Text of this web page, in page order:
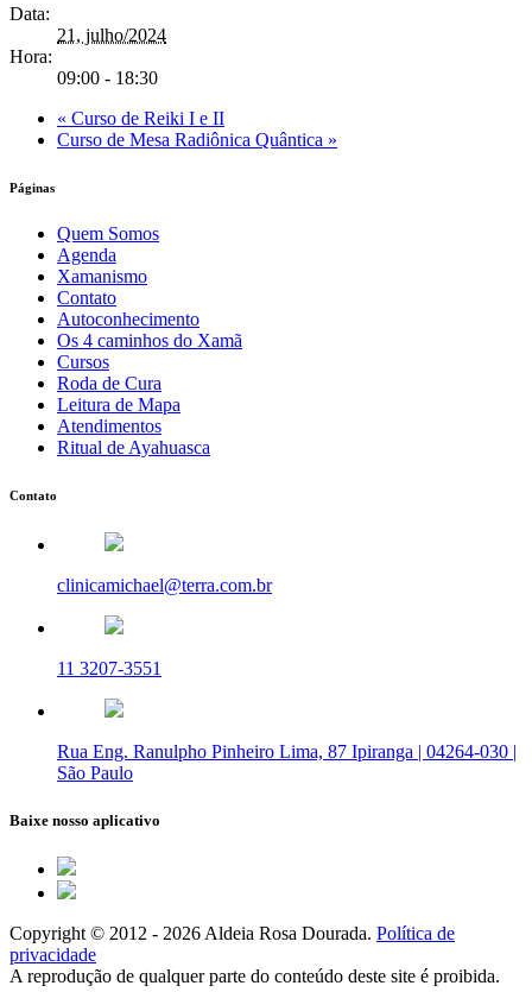
Data:
21, julho/2024
Hora:
09:00 - 18:30
« Curso de Reiki I e II
Curso de Mesa Radiônica Quântica »
Páginas
Quem Somos
Agenda
Xamanismo
Contato
Autoconhecimento
Os 4 caminhos do Xamã
Cursos
Roda de Cura
Leitura de Mapa
Atendimentos
Ritual de Ayahuasca
Contato
clinicamichael@terra.com.br
11 3207-3551
Rua Eng. Ranulpho Pinheiro Lima, 87 Ipiranga | 04264-030 |
São Paulo
Baixe nosso aplicativo
Copyright © 2012 - 2026 Aldeia Rosa Dourada. Política de
privacidade
A reprodução de qualquer parte do conteúdo deste site é proibida.